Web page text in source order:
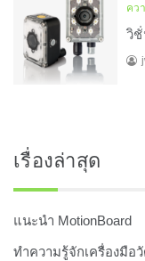
คว
วิ
เรื่องล่าสุด
แนะนำ MotionBoard
ทำความรู้จักเครื่องมือ